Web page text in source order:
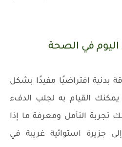
اليوم في الصحة
افتراضيًا مفيدًا بشكل
القيام به لجلب الدفء
تجربة التأمل ومعرفة ما إذا
جزيرة استوائية غريبة في